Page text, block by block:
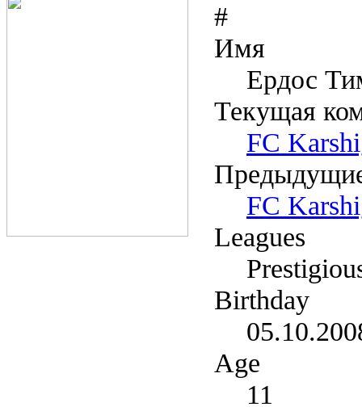
#
Имя
Ердос
Текущая
FC
FC
Leagues
Birthday
Age
11